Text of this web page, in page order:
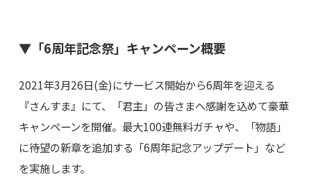
▼「6周年記念祭」キャンペーン概要
2021年3月26日(金)にサービス開始から6周年を迎える
『さんすま』にて、「君主」の皆さまへ感謝を込めて豪華
キャンペーンを開催。最大100連無料ガチャや、「物語」
に待望の新章を追加する「6周年記念アップデート」など
を実施します。